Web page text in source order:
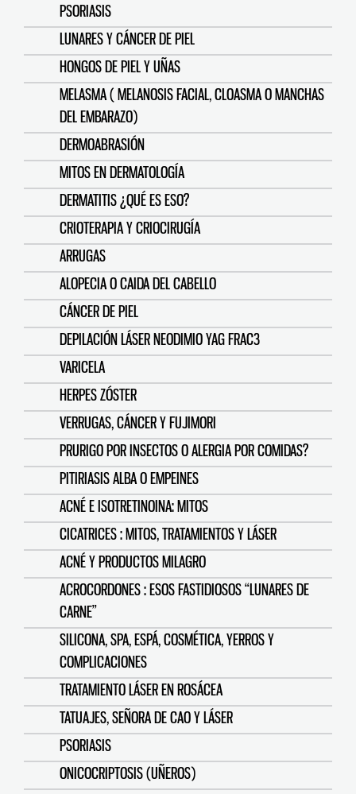
PSORIASIS
LUNARES Y CÁNCER DE PIEL
HONGOS DE PIEL Y UÑAS
MELASMA ( MELANOSIS FACIAL, CLOASMA O MANCHAS
DEL EMBARAZO)
DERMOABRASIÓN
MITOS EN DERMATOLOGÍA
DERMATITIS ¿QUÉ ES ESO?
CRIOTERAPIA Y CRIOCIRUGÍA
ARRUGAS
ALOPECIA O CAIDA DEL CABELLO
CÁNCER DE PIEL
DEPILACIÓN LÁSER NEODIMIO YAG FRAC3
VARICELA
HERPES ZÓSTER
VERRUGAS, CÁNCER Y FUJIMORI
PRURIGO POR INSECTOS O ALERGIA POR COMIDAS?
PITIRIASIS ALBA O EMPEINES
ACNÉ E ISOTRETINOINA: MITOS
CICATRICES : MITOS, TRATAMIENTOS Y LÁSER
ACNÉ Y PRODUCTOS MILAGRO
ACROCORDONES : ESOS FASTIDIOSOS “LUNARES DE
CARNE”
SILICONA, SPA, ESPÁ, COSMÉTICA, YERROS Y
COMPLICACIONES
TRATAMIENTO LÁSER EN ROSÁCEA
TATUAJES, SEÑORA DE CAO Y LÁSER
PSORIASIS
ONICOCRIPTOSIS (UÑEROS)